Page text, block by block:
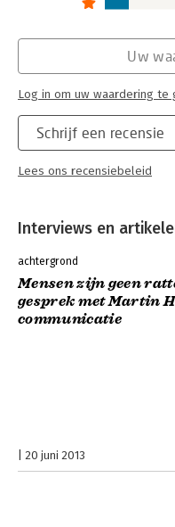
Schrijf een recensie
Lees ons recensiebeleid
Uw
Log in om uw waardering te
Interviews en
achtergrond
Mensen zijn geen
gesprek met Martin
communicatie
20 juni 2013